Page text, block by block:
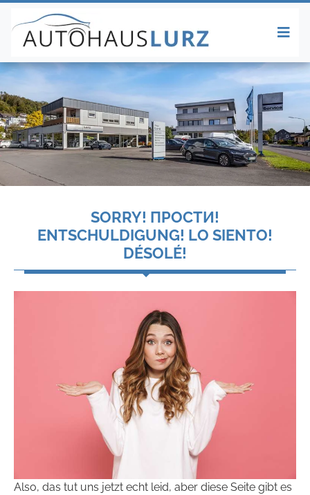
SORRY! ПРОСТИ!
ENTSCHULDIGUNG! LO SIENTO!
DÉSOLÉ!
Also, das tut uns jetzt echt leid, aber diese Seite gibt es